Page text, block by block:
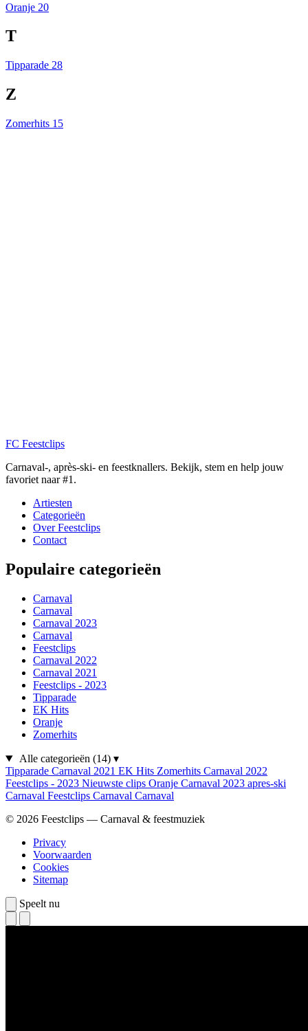
Oranje 20
T
Tipparade 28
Z
Zomerhits 15
FC Feestclips
Carnaval-, après-ski- en feestknallers. Bekijk, stem en help jouw
favoriet naar #1.
Artiesten
Categorieën
Over Feestclips
Contact
Populaire categorieën
Carnaval
Carnaval
Carnaval 2023
Carnaval
Feestclips
Carnaval 2022
Carnaval 2021
Feestclips - 2023
Tipparade
EK Hits
Oranje
Zomerhits
Alle categorieën (14) ▾
Tipparade Carnaval 2021 EK Hits Zomerhits Carnaval 2022
Feestclips - 2023 Nieuwste clips Oranje Carnaval 2023 apres-ski
Carnaval Feestclips Carnaval Carnaval
© 2026 Feestclips — Carnaval & feestmuziek
Privacy
Voorwaarden
Cookies
Sitemap
Speelt nu